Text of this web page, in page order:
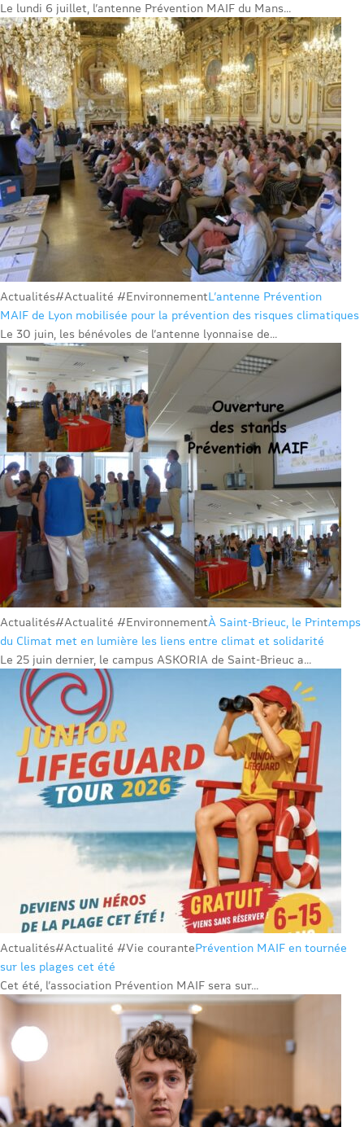
Le lundi 6 juillet, l’antenne Prévention MAIF du Mans...
Actualités#Actualité #EnvironnementL’antenne Prévention
MAIF de Lyon mobilisée pour la prévention des risques climatiques
Le 30 juin, les bénévoles de l’antenne lyonnaise de...
Actualités#Actualité #EnvironnementÀ Saint-Brieuc, le Printemps
du Climat met en lumière les liens entre climat et solidarité
Le 25 juin dernier, le campus ASKORIA de Saint-Brieuc a...
Actualités#Actualité #Vie courantePrévention MAIF en tournée
sur les plages cet été
Cet été, l’association Prévention MAIF sera sur...